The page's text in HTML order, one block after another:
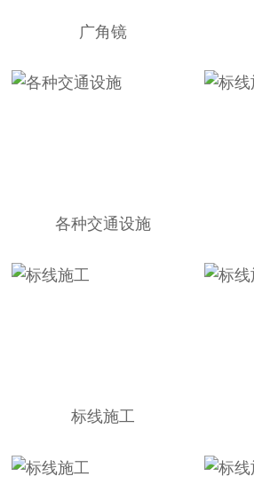
广角镜
各种交通设施
标线施工